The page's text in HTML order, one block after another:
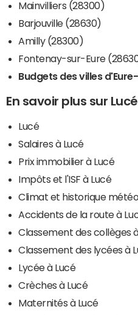
Mainvilliers (28300)
Barjouville (28630)
Amilly (28300)
Fontenay-sur-Eure
Budgets des villes
En savoir plus sur Lucé
Lucé
Salaires à Lucé
Prix immobilier à Lucé
Impôts et l'ISF à Lucé
Climat et historique
Accidents de la route à
Classement des collèges
Classement des lycées à
Lycée à Lucé
Crèches à Lucé
Maternités à Lucé